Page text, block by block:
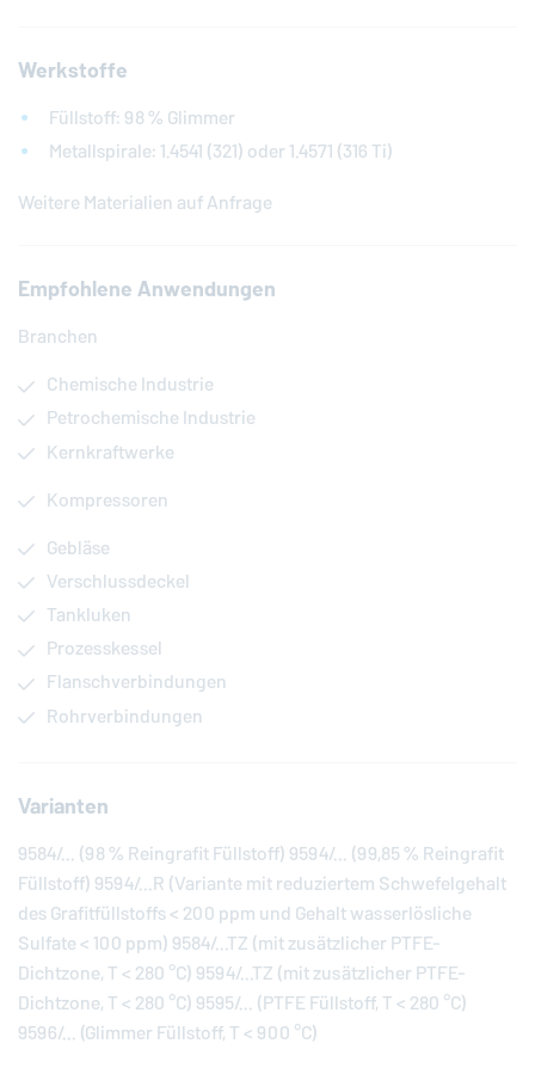
Werkstoffe
Füllstoff: 98 % Glimmer
Metallspirale: 1.4541 (321) oder 1.4571 (316 Ti)
Weitere Materialien auf Anfrage
Empfohlene Anwendungen
Branchen
Chemische Industrie
Petrochemische Industrie
Kernkraftwerke
Kompressoren
Gebläse
Verschlussdeckel
Tankluken
Prozesskessel
Flanschverbindungen
Rohrverbindungen
Varianten
9584/... (98 % Reingrafit Füllstoff) 9594/... (99,85 % Reingrafit
Füllstoff) 9594/...R (Variante mit reduziertem Schwefelgehalt
des Grafitfüllstoffs < 200 ppm und Gehalt wasserlösliche
Sulfate < 100 ppm) 9584/...TZ (mit zusätzlicher PTFE-
Dichtzone, T < 280 °C) 9594/...TZ (mit zusätzlicher PTFE-
Dichtzone, T < 280 °C) 9595/... (PTFE Füllstoff, T < 280 °C)
9596/... (Glimmer Füllstoff, T < 900 °C)